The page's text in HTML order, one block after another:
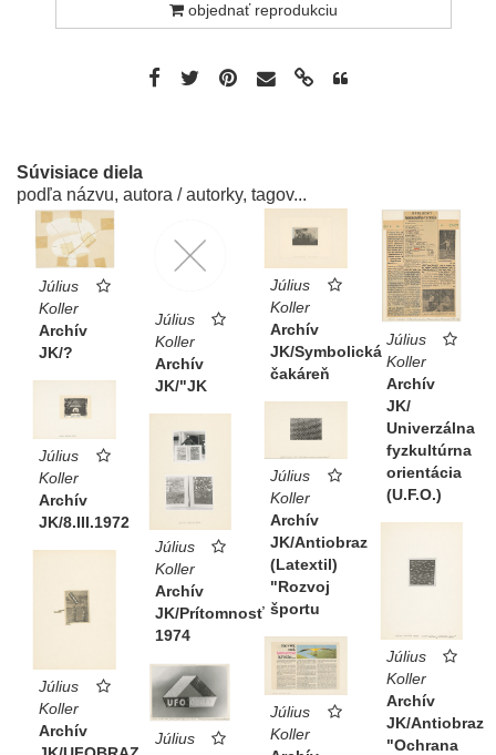
objednať reprodukciu
Súvisiace diela
podľa názvu, autora / autorky, tagov...
Július
Koller
Archív
JK/?
Július
Koller
Archív
JK/"JK
Július
Koller
Archív
JK/Symbolická
čakáreň
Július
Koller
Archív
JK/
Univerzálna
fyzkultúrna
orientácia
(U.F.O.)
Július
Koller
Archív
JK/8.III.1972
Július
Koller
Archív
JK/Antiobraz
(Latextil)
"Rozvoj
športu
Július
Koller
Archív
JK/Prítomnosť
1974
Július
Koller
Archív
JK/Antiobraz
"Ochrana
Július
Koller
Archív
Július
Koller
Július